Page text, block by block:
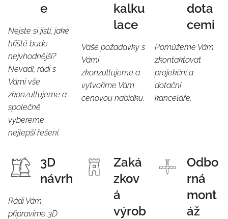
e
Nejste si jistí, jaké
hřiště bude
nejvhodnější?
Nevadí, rádi s
Vámi vše
zkonzultujeme a
společně
vybereme
nejlepší řešení.
kalku
lace
Vaše požadavky s
Vámi
zkonzultujeme a
vytvoříme Vám
cenovou nabídku.
dota
cemi
Pomůžeme Vám
zkontaktovat
projekční a
dotační
kanceláře.
3D
návrh
Rádi Vám
připravíme 3D
Zaká
zkov
á
výrob
Odbo
rná
mont
áž